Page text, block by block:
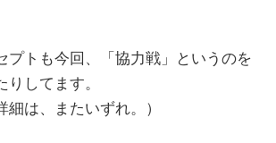
プトも今回、「協力戦」というのを
りしてます。
細は、またいずれ。）